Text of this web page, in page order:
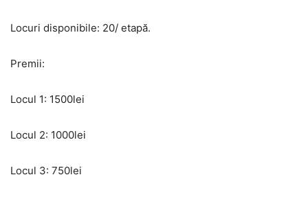
Locuri disponibile: 20/ etapă.
Premii:
Locul 1: 1500lei
Locul 2: 1000lei
Locul 3: 750lei